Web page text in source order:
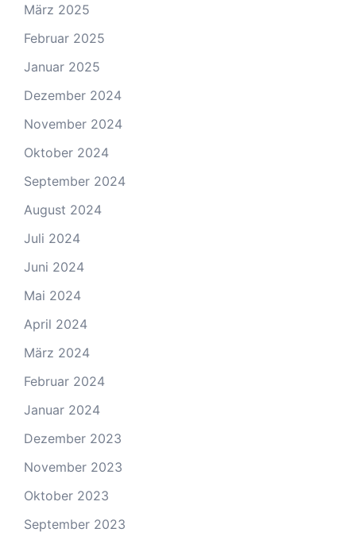
März 2025
Februar 2025
Januar 2025
Dezember 2024
November 2024
Oktober 2024
September 2024
August 2024
Juli 2024
Juni 2024
Mai 2024
April 2024
März 2024
Februar 2024
Januar 2024
Dezember 2023
November 2023
Oktober 2023
September 2023